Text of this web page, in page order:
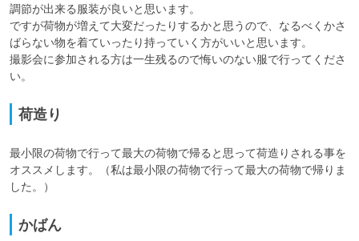
調節が出来る服装が良いと思います。
ですが荷物が増えて大変だったりするかと思うので、なるべくかさ
ばらない物を着ていったり持っていく方がいいと思います。
撮影会に参加される方は一生残るので悔いのない服で行ってくださ
い。
荷造り
最小限の荷物で行って最大の荷物で帰ると思って荷造りされる事を
オススメします。（私は最小限の荷物で行って最大の荷物で帰りま
した。）
かばん